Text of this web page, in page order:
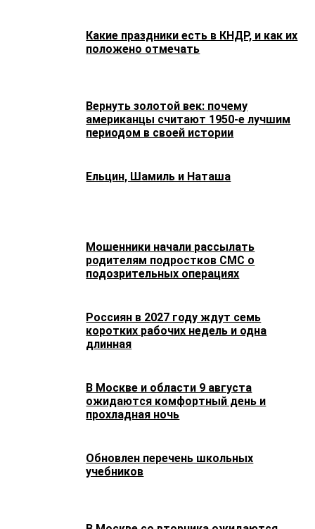
Какие праздники есть в КНДР, и как их
положено отмечать
Вернуть золотой век: почему
американцы считают 1950-е лучшим
периодом в своей истории
Ельцин, Шамиль и Наташа
Мошенники начали рассылать
родителям подростков СМС о
подозрительных операциях
Россиян в 2027 году ждут семь
коротких рабочих недель и одна
длинная
В Москве и области 9 августа
ожидаются комфортный день и
прохладная ночь
Обновлен перечень школьных
учебников